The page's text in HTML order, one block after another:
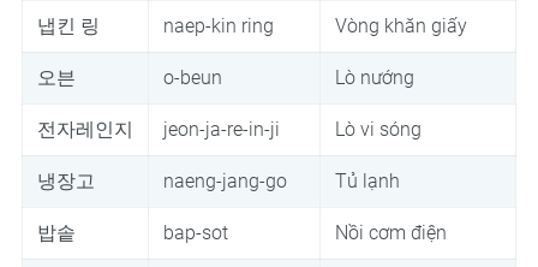
냅킨 링 naep-kin ring Vòng khăn giấy
오븐 o-beun Lò nướng
전자레인지 jeon-ja-re-in-ji Lò vi sóng
냉장고 naeng-jang-go Tủ lạnh
밥솥 bap-sot Nồi cơm điện